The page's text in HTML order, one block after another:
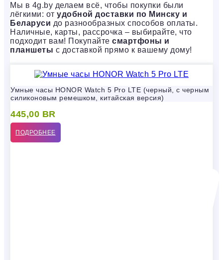
Мы в 4g.by делаем всё, чтобы покупки были
лёгкими: от удобной доставки по Минску и
Беларуси до разнообразных способов оплаты.
Наличные, карты, рассрочка – выбирайте, что
подходит вам! Покупайте смартфоны и
планшеты с доставкой прямо к вашему дому!
Умные часы HONOR Watch 5 Pro LTE (черный, с черным
силиконовым ремешком, китайская версия)
445,00 BR
ПОДРОБНЕЕ